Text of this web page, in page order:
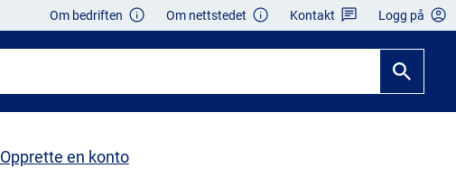
Om bedriften Om nettstedet Kontakt Logg på
Opprette en konto